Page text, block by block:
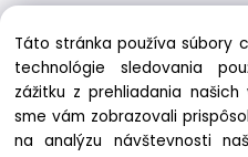
Táto stránka používa súbory
technológie sledovania
zážitku z prehliadania
sme vám zobrazovali
na analýzu návštevnosti